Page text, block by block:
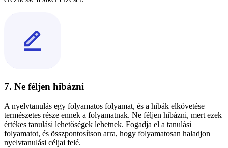
7. Ne féljen hibázni
A nyelvtanulás egy folyamatos folyamat, és a hibák elkövetése
természetes része ennek a folyamatnak. Ne féljen hibázni, mert ezek
értékes tanulási lehetőségek lehetnek. Fogadja el a tanulási
folyamatot, és összpontosítson arra, hogy folyamatosan haladjon
nyelvtanulási céljai felé.